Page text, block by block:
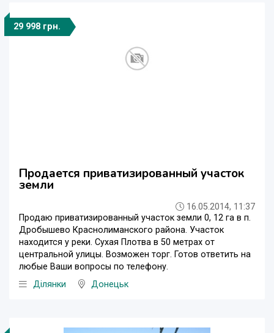
29 998 грн.
Продается приватизированный участок
земли
16.05.2014, 11:37
Продаю приватизированный участок земли 0, 12 га в п.
Дробышево Краснолиманского района. Участок
находится у реки. Сухая Плотва в 50 метрах от
центральной улицы. Возможен торг. Готов ответить на
любые Ваши вопросы по телефону.
Ділянки
Донецьк